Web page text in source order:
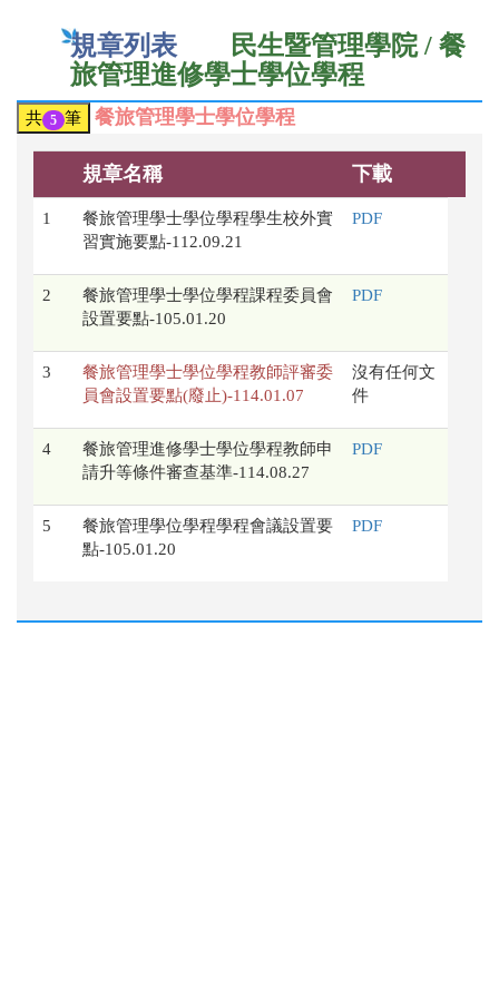
規章列表
民生暨管理學院 / 餐
旅管理進修學士學位學程
共 5 筆 餐旅管理學士學位學程
規章名稱 下載
1
餐旅管理學士學位學程學生校外實
習實施要點-112.09.21
PDF
2
餐旅管理學士學位學程課程委員會
設置要點-105.01.20
PDF
3
餐旅管理學士學位學程教師評審委
員會設置要點(廢止)-114.01.07
沒有任何文
件
4
餐旅管理進修學士學位學程教師申
請升等條件審查基準-114.08.27
PDF
5
餐旅管理學位學程學程會議設置要
點-105.01.20
PDF